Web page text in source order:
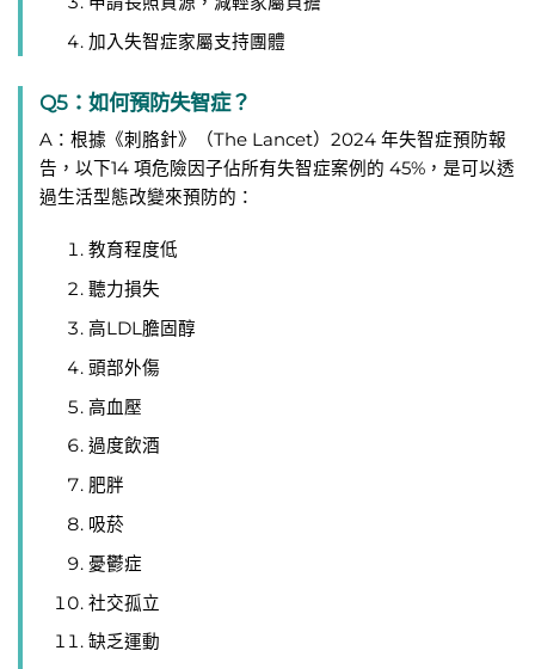
加入失智症家屬支持團體
Q5：如何預防失智症？
A：根據《刺胳針》（The Lancet）2024 年失智症預防報
告，以下14 項危險因子佔所有失智症案例的 45%，是可以透
過生活型態改變來預防的：
教育程度低
聽力損失
高LDL膽固醇
頭部外傷
高血壓
過度飲酒
肥胖
吸菸
憂鬱症
社交孤立
缺乏運動